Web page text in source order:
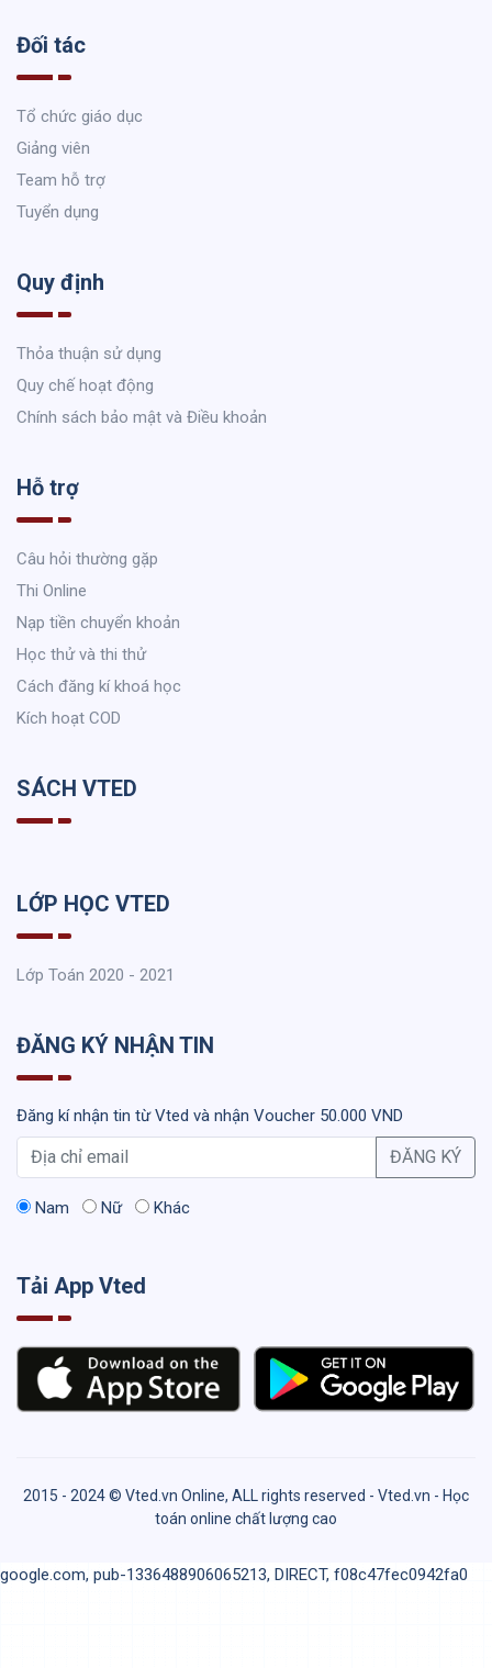
Đối tác
Tổ chức giáo dục
Giảng viên
Team hỗ trợ
Tuyển dụng
Quy định
Thỏa thuận sử dụng
Quy chế hoạt động
Chính sách bảo mật và Điều khoản
Hỗ trợ
Câu hỏi thường gặp
Thi Online
Nạp tiền chuyển khoản
Học thử và thi thử
Cách đăng kí khoá học
Kích hoạt COD
SÁCH VTED
LỚP HỌC VTED
Lớp Toán 2020 - 2021
ĐĂNG KÝ NHẬN TIN
Đăng kí nhận tin từ Vted và nhận Voucher 50.000 VND
ĐĂNG KÝ
Nam Nữ Khác
Tải App Vted
2015 - 2024 © Vted.vn Online, ALL rights reserved - Vted.vn - Học
toán online chất lượng cao
google.com, pub-1336488906065213, DIRECT, f08c47fec0942fa0